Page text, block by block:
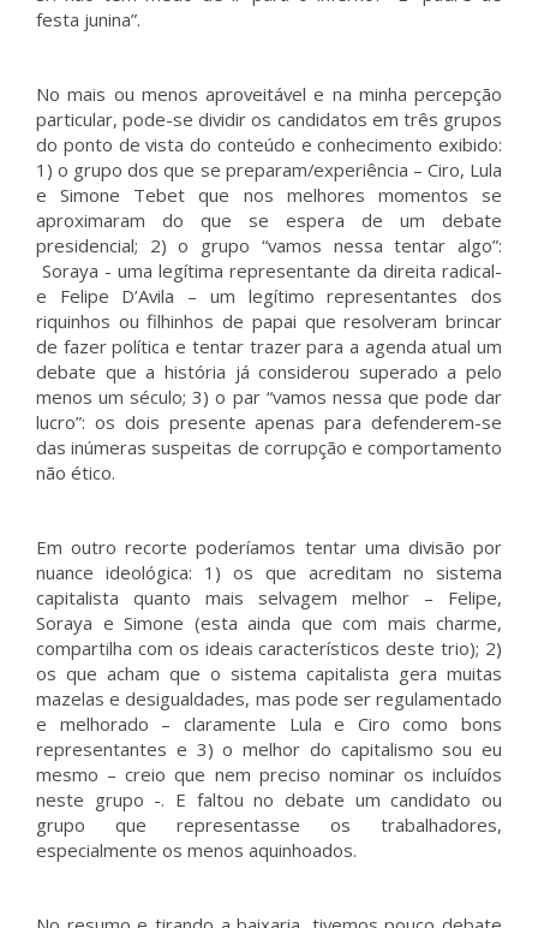
festa junina”.
No mais ou menos aproveitável e na minha percepção
particular, pode-se dividir os candidatos em três grupos
do ponto de vista do conteúdo e conhecimento exibido:
1) o grupo dos que se preparam/experiência – Ciro, Lula
e Simone Tebet que nos melhores momentos se
aproximaram do que se espera de um debate
presidencial; 2) o grupo “vamos nessa tentar algo”:
Soraya - uma legítima representante da direita radical-
e Felipe D’Avila – um legítimo representantes dos
riquinhos ou filhinhos de papai que resolveram brincar
de fazer política e tentar trazer para a agenda atual um
debate que a história já considerou superado a pelo
menos um século; 3) o par “vamos nessa que pode dar
lucro”: os dois presente apenas para defenderem-se
das inúmeras suspeitas de corrupção e comportamento
não ético.
Em outro recorte poderíamos tentar uma divisão por
nuance ideológica: 1) os que acreditam no sistema
capitalista quanto mais selvagem melhor – Felipe,
Soraya e Simone (esta ainda que com mais charme,
compartilha com os ideais característicos deste trio); 2)
os que acham que o sistema capitalista gera muitas
mazelas e desigualdades, mas pode ser regulamentado
e melhorado – claramente Lula e Ciro como bons
representantes e 3) o melhor do capitalismo sou eu
mesmo – creio que nem preciso nominar os incluídos
neste grupo -. E faltou no debate um candidato ou
grupo que representasse os trabalhadores,
especialmente os menos aquinhoados.